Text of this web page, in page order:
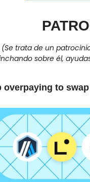
(Se trata de un
sobre él,
overpaying to